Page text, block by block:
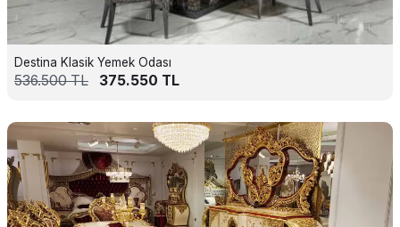
Destina Klasik Yemek Odası
536.500TL 375.550 TL